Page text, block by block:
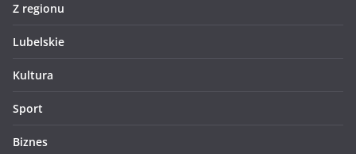
Z regionu
Lubelskie
Kultura
Sport
Biznes